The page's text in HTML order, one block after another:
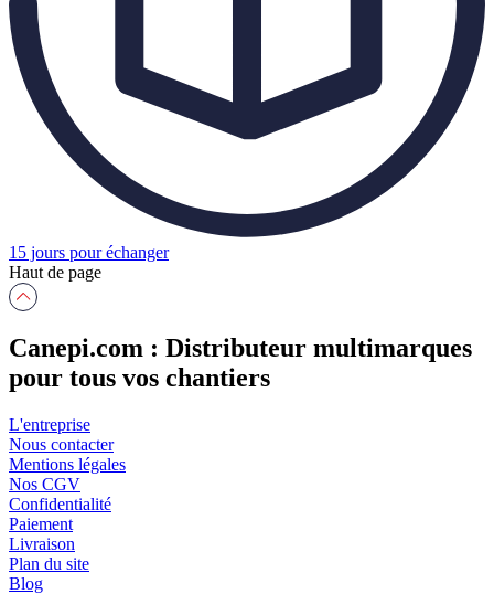
15 jours pour échanger
Haut de page
Canepi.com : Distributeur multimarques
pour tous vos chantiers
L'entreprise
Nous contacter
Mentions légales
Nos CGV
Confidentialité
Paiement
Livraison
Plan du site
Blog